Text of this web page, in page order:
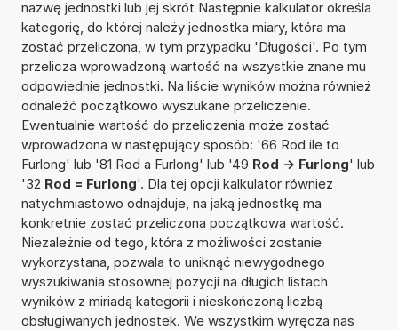
nazwę jednostki lub jej skrót Następnie kalkulator określa
kategorię, do której należy jednostka miary, która ma
zostać przeliczona, w tym przypadku 'Długości'. Po tym
przelicza wprowadzoną wartość na wszystkie znane mu
odpowiednie jednostki. Na liście wyników można również
odnaleźć początkowo wyszukane przeliczenie.
Ewentualnie wartość do przeliczenia może zostać
wprowadzona w następujący sposób: '66 Rod ile to
Furlong' lub '81 Rod a Furlong' lub '49 Rod -> Furlong' lub
'32 Rod = Furlong'. Dla tej opcji kalkulator również
natychmiastowo odnajduje, na jaką jednostkę ma
konkretnie zostać przeliczona początkowa wartość.
Niezależnie od tego, która z możliwości zostanie
wykorzystana, pozwala to uniknąć niewygodnego
wyszukiwania stosownej pozycji na długich listach
wyników z miriadą kategorii i nieskończoną liczbą
obsługiwanych jednostek. We wszystkim wyręcza nas